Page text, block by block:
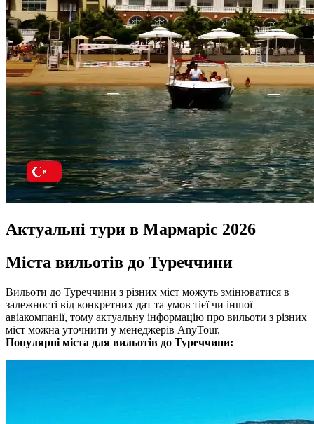
Актуальні тури в Мармаріс 2026
Міста вильотів до Туреччини
Вильоти до Туреччини з різних міст можуть змінюватися в
залежності від конкретних дат та умов тієї чи іншої
авіакомпанії, тому актуальну інформацію про вильоти з різних
міст можна уточнити у менеджерів AnyTour.
Популярні міста для вильотів до Туреччини: